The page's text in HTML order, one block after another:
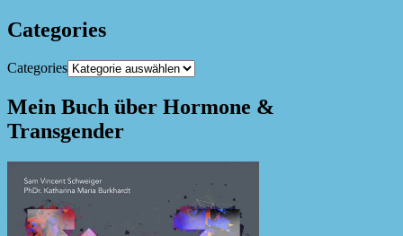
Categories
Categories
Mein Buch über Hormone &
Transgender